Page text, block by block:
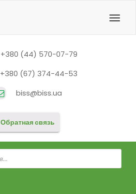
+380 (44) 570-07-79
+380 (67) 374-44-53
biss@biss.ua
Обратная связь